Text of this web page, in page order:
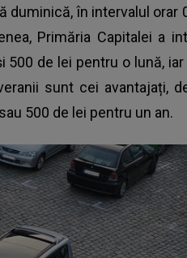
duminică, în intervalul orar
Primăria Capitalei a
500 de lei pentru o lună,
sunt cei avantajați,
500 de lei pentru un an.